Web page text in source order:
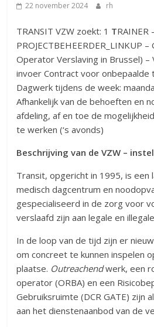
22 november 2024 rh
TRANSIT VZW zoekt: 1 TRAINER
PROJECTBEHEERDER_LINKUP
Operator Verslaving in Brussel) –
invoer Contract voor onbepaalde
Dagwerk tijdens de week:
Afhankelijk van de behoeften en
afdeling, af en toe de
te werken (‘s avonds)
Beschrijving van de VZW –
Transit, opgericht in 1995, is een
medisch dagcentrum en
gespecialiseerd in de zorg voor
verslaafd zijn aan legale en
In de loop van de tijd zijn er
om concreet te kunnen inspelen
plaatse. Outreachendwerk, een
operator (ORBA) en een
Gebruiksruimte (DCR GATE) zijn
aan het dienstenaanbod van de